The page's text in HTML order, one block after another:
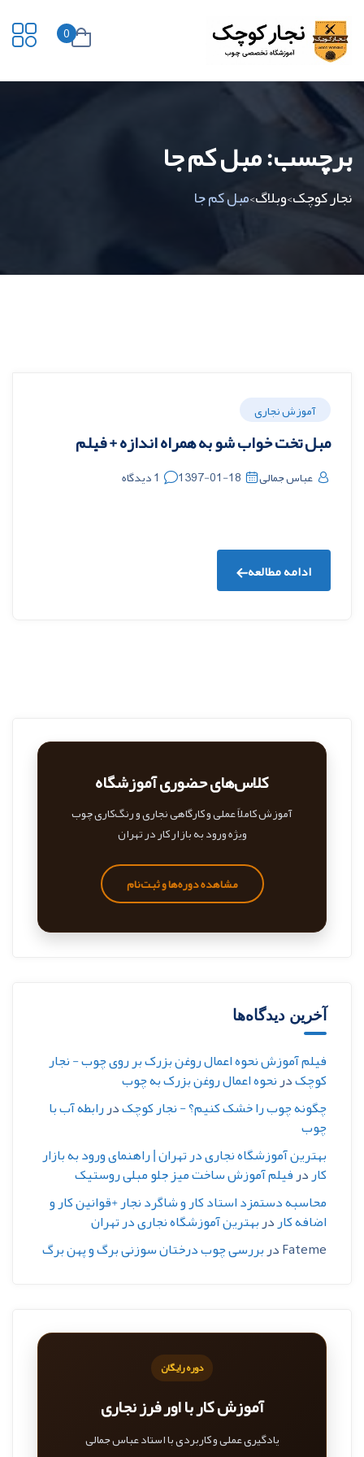
0
برچسب:مبل کم جا
نجار کوچک>وبلاگ>مبل کم جا
آموزش نجاری
مبل تخت خواب شو به همراه اندازه + فیلم
عباس جمالی 1397-01-18 1 دیدگاه
ادامه مطالعه
کلاس‌های حضوری آموزشگاه
آموزش کاملاً عملی و کارگاهی نجاری و رنگ‌کاری چوب
ویژه ورود به بازار کار در تهران
مشاهده دوره‌ها و ثبت‌نام
آخرین دیدگاه‌ها
فیلم آموزش نحوه اعمال روغن بزرک بر روی چوب - نجار
کوچکدرنحوه اعمال روغن بزرک به چوب
چگونه چوب را خشک کنیم؟ - نجار کوچکدررابطه آب با
چوب
بهترین آموزشگاه نجاری در تهران | راهنمای ورود به بازار
کاردرفیلم آموزش ساخت میز جلو مبلی روستیک
محاسبه دستمزد استاد کار و شاگرد نجار +قوانین کار و
اضافه کاردربهترین آموزشگاه نجاری در تهران
Fatemeدربررسی چوب درختان سوزنی برگ و پهن برگ
دوره رایگان
آموزش کار با اور فرز نجاری
یادگیری عملی و کاربردی با استاد عباس جمالی